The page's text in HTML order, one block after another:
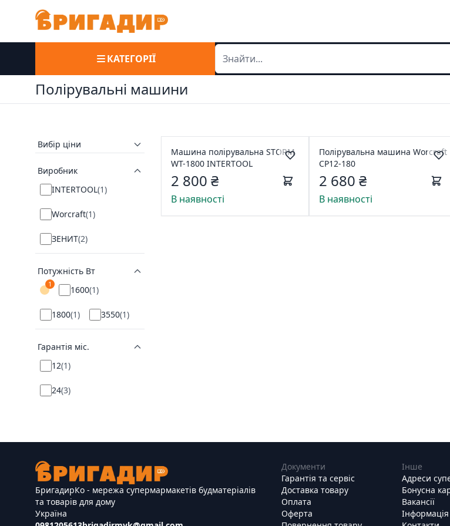
КАТЕГОРІЇ
Полірувальні машини
Вибір ціни
Виробник
INTERTOOL(1)
Worcraft(1)
ЗЕНИТ(2)
Потужність Вт
1
1600(1)
1800(1) 3550(1)
Гарантія міс.
12(1)
24(3)
Машина полірувальна STORM
WT-1800 INTERTOOL
2 800 ₴
В наявності
Полірувальна машина Worcraft
CP12-180
2 680 ₴
В наявності
БригадирКо - мережа супермармакетів будматеріалів
та товарів для дому
Україна
Документи
Гарантія та сервіс
Доставка товару
Оплата
Оферта
Інше
Адреси
Бонусна
Вакансії